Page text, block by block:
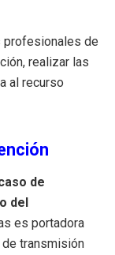
profesionales de
realizar las
al recurso
de
del
es portadora
de transmisión